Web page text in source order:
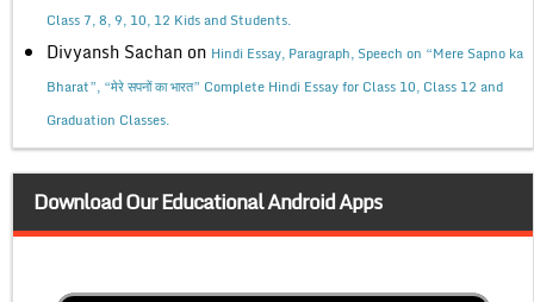
Class 7, 8, 9, 10, 12 Kids and Students.
Divyansh Sachan on Hindi Essay, Paragraph, Speech on “Mere Sapno ka
Bharat”, “मेरे सपनों का भारत” Complete Hindi Essay for Class 10, Class 12 and
Graduation Classes.
Download Our Educational Android Apps